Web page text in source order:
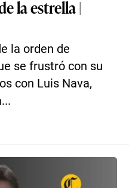
la estrella |
la orden de
se frustró con su
con Luis Nava,